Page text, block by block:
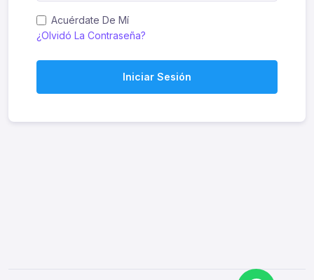
Acuérdate De Mí
¿Olvidó La Contraseña?
Iniciar Sesión